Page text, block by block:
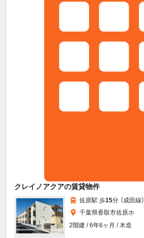
クレイノアクアの賃貸物件
佐原駅 歩15分 （成田線）
千葉県香取市佐原ホ
2階建 / 6年6ヶ月 / 木造